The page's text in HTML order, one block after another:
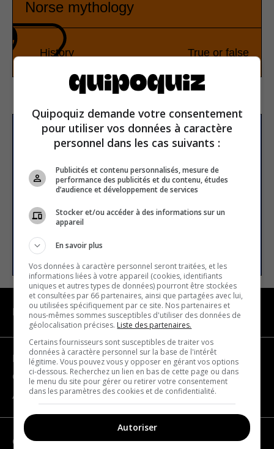
Norse mythology
History True or false
Subscribe to our
SUBSCRIBE
NAVIGATION
Become a partner
Contact us
About us
CATEGORIES
Quipoquiz demande votre consentement
pour utiliser vos données à caractère
personnel dans les cas suivants :
Publicités et contenu personnalisés, mesure de
performance des publicités et du contenu, études
d’audience et développement de services
Stocker et/ou accéder à des informations sur un
appareil
En savoir plus
Vos données à caractère personnel seront traitées, et les
informations liées à votre appareil (cookies, identifiants
uniques et autres types de données) pourront être stockées
et consultées par 66 partenaires, ainsi que partagées avec lui,
ou utilisées spécifiquement par ce site. Nos partenaires et
nous-mêmes sommes susceptibles d'utiliser des données de
géolocalisation précises. Liste des partenaires.
Certains fournisseurs sont susceptibles de traiter vos
données à caractère personnel sur la base de l'intérêt
légitime. Vous pouvez vous y opposer en gérant vos options
ci-dessous. Recherchez un lien en bas de cette page ou dans
le menu du site pour gérer ou retirer votre consentement
dans les paramètres des cookies et de confidentialité.
Autoriser